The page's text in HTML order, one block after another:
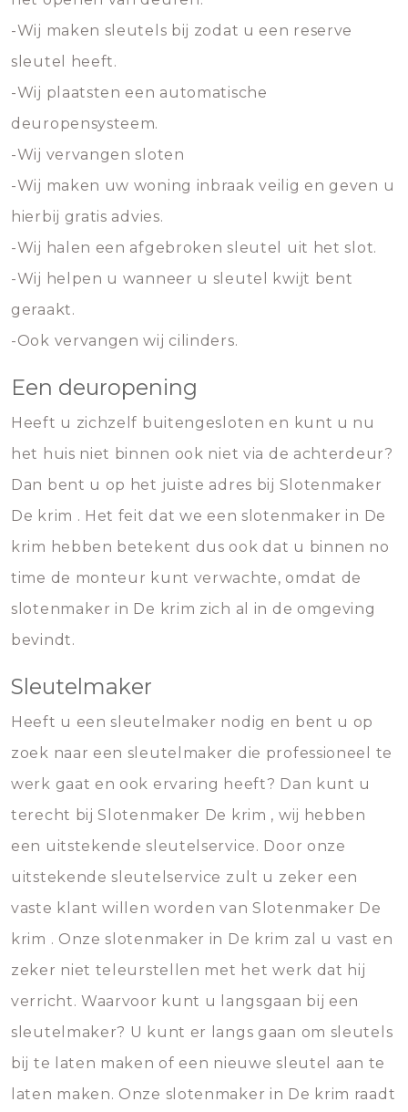
-Wij maken sleutels bij zodat u een reserve
sleutel heeft.
-Wij plaatsten een automatische
deuropensysteem.
-Wij vervangen sloten
-Wij maken uw woning inbraak veilig en geven u
hierbij gratis advies.
-Wij halen een afgebroken sleutel uit het slot.
-Wij helpen u wanneer u sleutel kwijt bent
geraakt.
-Ook vervangen wij cilinders.
Een deuropening
Heeft u zichzelf buitengesloten en kunt u nu
het huis niet binnen ook niet via de achterdeur?
Dan bent u op het juiste adres bij Slotenmaker
De krim . Het feit dat we een slotenmaker in De
krim hebben betekent dus ook dat u binnen no
time de monteur kunt verwachte, omdat de
slotenmaker in De krim zich al in de omgeving
bevindt.
Sleutelmaker
Heeft u een sleutelmaker nodig en bent u op
zoek naar een sleutelmaker die professioneel te
werk gaat en ook ervaring heeft? Dan kunt u
terecht bij Slotenmaker De krim , wij hebben
een uitstekende sleutelservice. Door onze
uitstekende sleutelservice zult u zeker een
vaste klant willen worden van Slotenmaker De
krim . Onze slotenmaker in De krim zal u vast en
zeker niet teleurstellen met het werk dat hij
verricht. Waarvoor kunt u langsgaan bij een
sleutelmaker? U kunt er langs gaan om sleutels
bij te laten maken of een nieuwe sleutel aan te
laten maken. Onze slotenmaker in De krim raadt